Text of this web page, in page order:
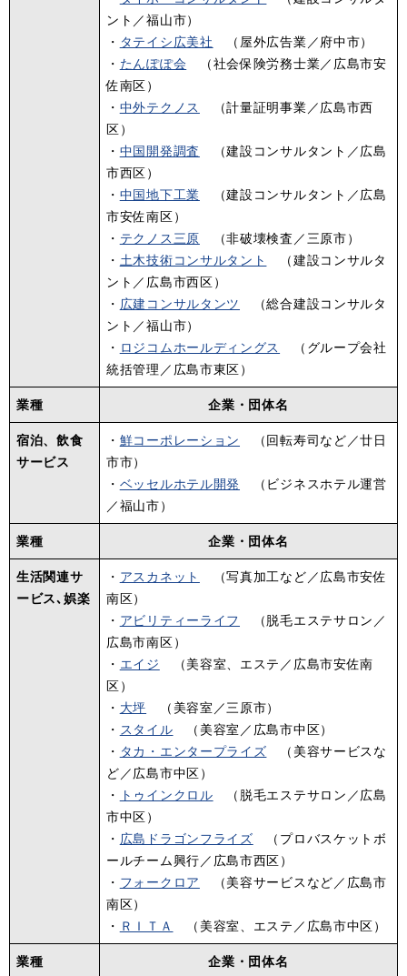
ント／福山市）
・ タテイシ広美社 （屋外広告業／府中市）
・ たんぽぽ会 （社会保険労務士業／広島市安
佐南区）
・ 中外テクノス
（計量証明事業／広島市西
区）
・ 中国開発調査
（建設コンサルタント／広島
市西区）
・ 中国地下工業 （建設コンサルタント／広島
市安佐南区）
・ テクノス三原 （非破壊検査／三原市）
・ 土木技術コンサルタント
（建設コンサルタ
ント／広島市西区）
・ 広建コンサルタンツ
（総合建設コンサルタ
ント／福山市）
・ ロジコムホールディングス
（グループ会社
統括管理／広島市東区）
業種 企業・団体名
宿泊、飲食
サービス
・ 鮮コーポレーション
（回転寿司など／廿日
市市）
・ ベッセルホテル開発
（ビジネスホテル運営
／福山市）
業種 企業・団体名
生活関連サ
ービス､娯楽
・ アスカネット
（写真加工など／広島市安佐
南区）
・ アビリティーライフ
（脱毛エステサロン／
広島市南区）
・ エイジ （美容室、エステ／広島市安佐南
区）
・ 大坪 （美容室／三原市）
・ スタイル （美容室／広島市中区）
・ タカ・エンタープライズ （美容サービスな
ど／広島市中区）
・ トゥインクロル （脱毛エステサロン／広島
市中区）
・ 広島ドラゴンフライズ （プロバスケットボ
ールチーム興行／広島市西区）
・ フォークロア
（美容サービスなど／広島市
南区）
・ ＲＩＴＡ （美容室、エステ／広島市中区）
業種 企業・団体名